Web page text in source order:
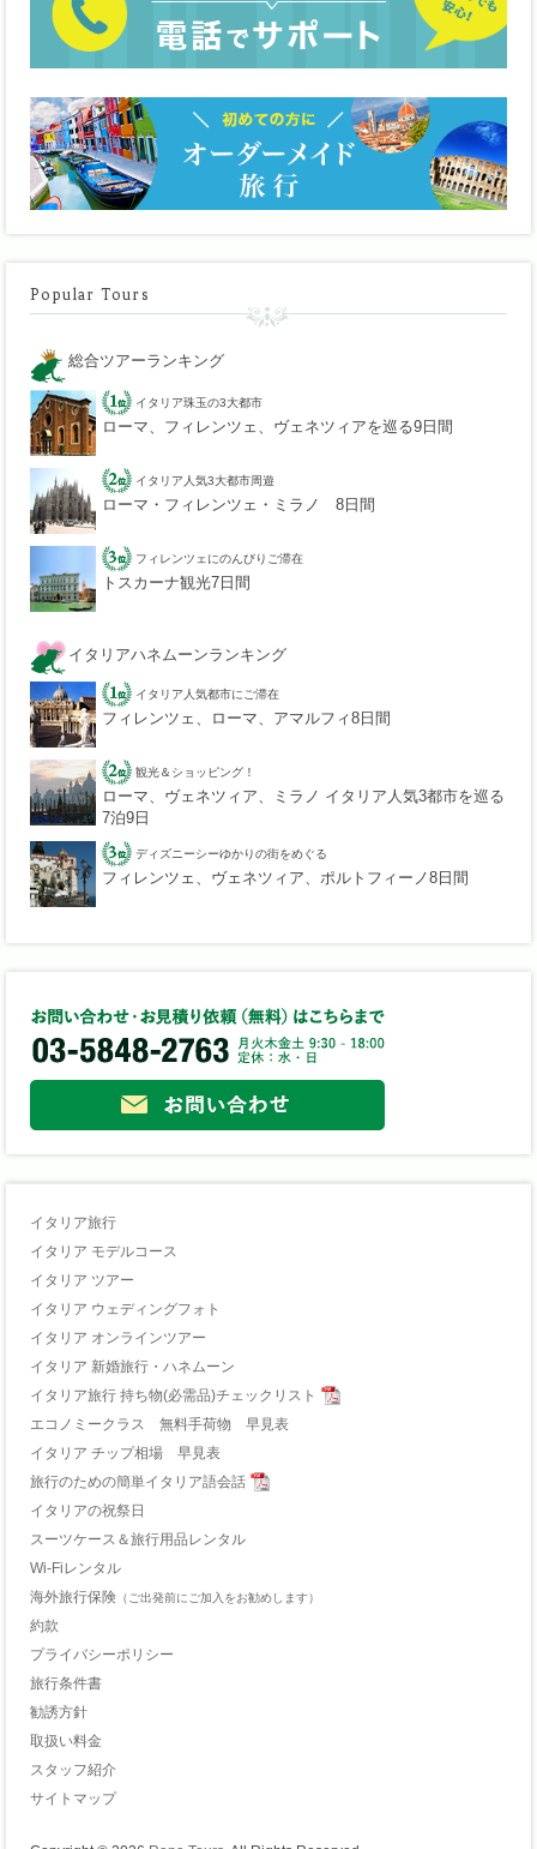
Popular Tours
総合ツアーランキング
イタリア珠玉の3大都市
ローマ、フィレンツェ、ヴェネツィアを巡る9日間
イタリア人気3大都市周遊
ローマ・フィレンツェ・ミラノ 8日間
フィレンツェにのんびりご滞在
トスカーナ観光7日間
イタリアハネムーンランキング
イタリア人気都市にご滞在
フィレンツェ、ローマ、アマルフィ8日間
観光＆ショッピング！
ローマ、ヴェネツィア、ミラノ イタリア人気3都市を巡る
7泊9日
ディズニーシーゆかりの街をめぐる
フィレンツェ、ヴェネツィア、ポルトフィーノ8日間
イタリア旅行
イタリア モデルコース
イタリア ツアー
イタリア ウェディングフォト
イタリア オンラインツアー
イタリア 新婚旅行・ハネムーン
イタリア旅行 持ち物(必需品)チェックリスト
エコノミークラス 無料手荷物 早見表
イタリア チップ相場 早見表
旅行のための簡単イタリア語会話
イタリアの祝祭日
スーツケース＆旅行用品レンタル
Wi-Fiレンタル
海外旅行保険 （ご出発前にご加入をお勧めします）
約款
プライバシーポリシー
旅行条件書
勧誘方針
取扱い料金
スタッフ紹介
サイトマップ